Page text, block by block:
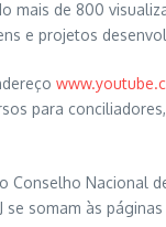
mais de 800
e projetos
para
Conselho Nacional
somam às